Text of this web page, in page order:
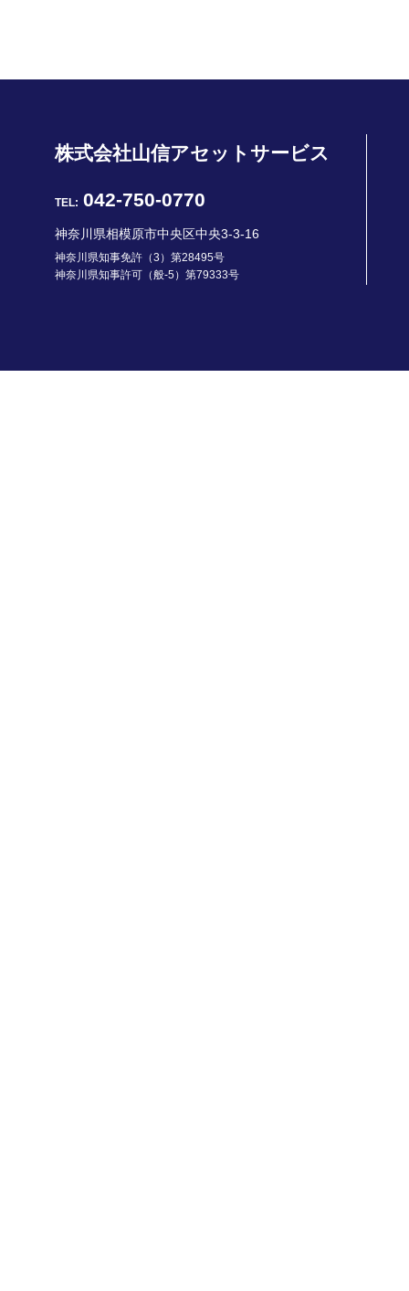
株式会社山信アセットサービス
TEL: 042-750-0770
神奈川県相模原市中央区中央3-3-16
神奈川県知事免許（3）第28495号
神奈川県知事許可（般-5）第79333号